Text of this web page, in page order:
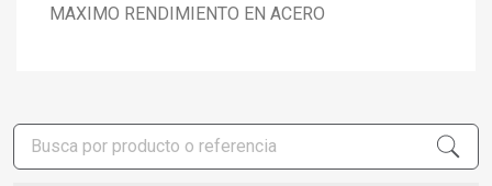
MAXIMO RENDIMIENTO EN ACERO